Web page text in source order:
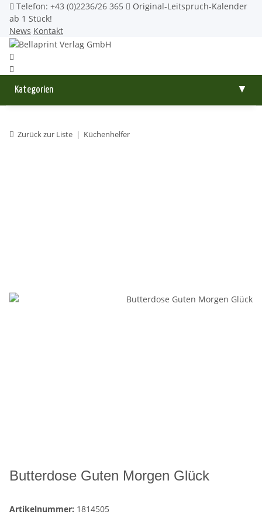
Telefon: +43 (0)2236/26 365
Original-Leitspruch-Kalender
ab 1 Stück!
News Kontakt
Kategorien ▼
Zurück zur Liste Küchenhelfer
Butterdose Guten Morgen Glück
Artikelnummer: 1814505